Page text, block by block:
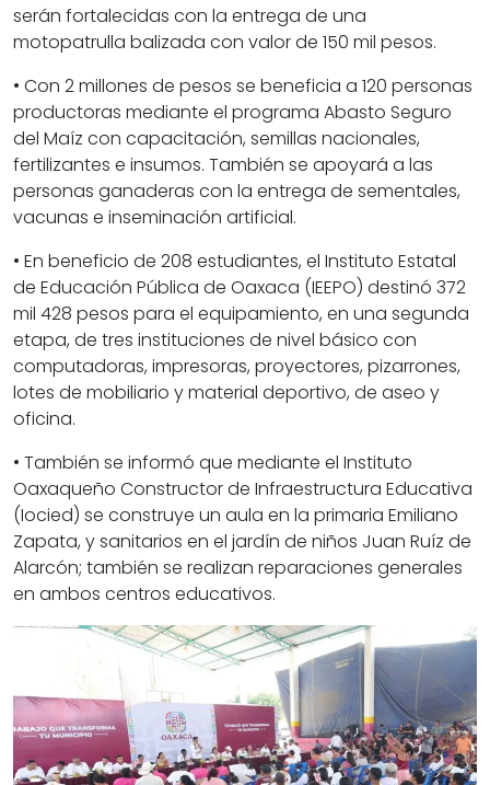
serán fortalecidas con la entrega de una
motopatrulla balizada con valor de 150 mil pesos.
• Con 2 millones de pesos se beneficia a 120 personas
productoras mediante el programa Abasto Seguro
del Maíz con capacitación, semillas nacionales,
fertilizantes e insumos. También se apoyará a las
personas ganaderas con la entrega de sementales,
vacunas e inseminación artificial.
• En beneficio de 208 estudiantes, el Instituto Estatal
de Educación Pública de Oaxaca (IEEPO) destinó 372
mil 428 pesos para el equipamiento, en una segunda
etapa, de tres instituciones de nivel básico con
computadoras, impresoras, proyectores, pizarrones,
lotes de mobiliario y material deportivo, de aseo y
oficina.
• También se informó que mediante el Instituto
Oaxaqueño Constructor de Infraestructura Educativa
(Iocied) se construye un aula en la primaria Emiliano
Zapata, y sanitarios en el jardín de niños Juan Ruíz de
Alarcón; también se realizan reparaciones generales
en ambos centros educativos.